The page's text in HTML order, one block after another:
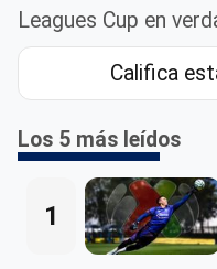
Leagues Cup en
Califica
Los 5 más leídos
1